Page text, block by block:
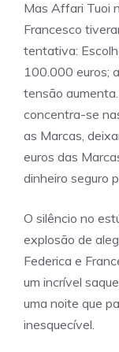
Mas Affari Tuoi
Francesco
tentativa:
100.000 euros;
tensão
concentra-se
as Marcas,
euros das
dinheiro seguro
O silêncio no
explosão de
Federica e
um incrível
uma noite que
inesquecível.